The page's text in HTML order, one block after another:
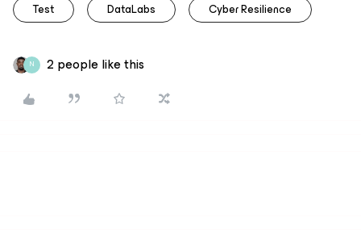
Test DataLabs Cyber Resilience
N 2 people like this